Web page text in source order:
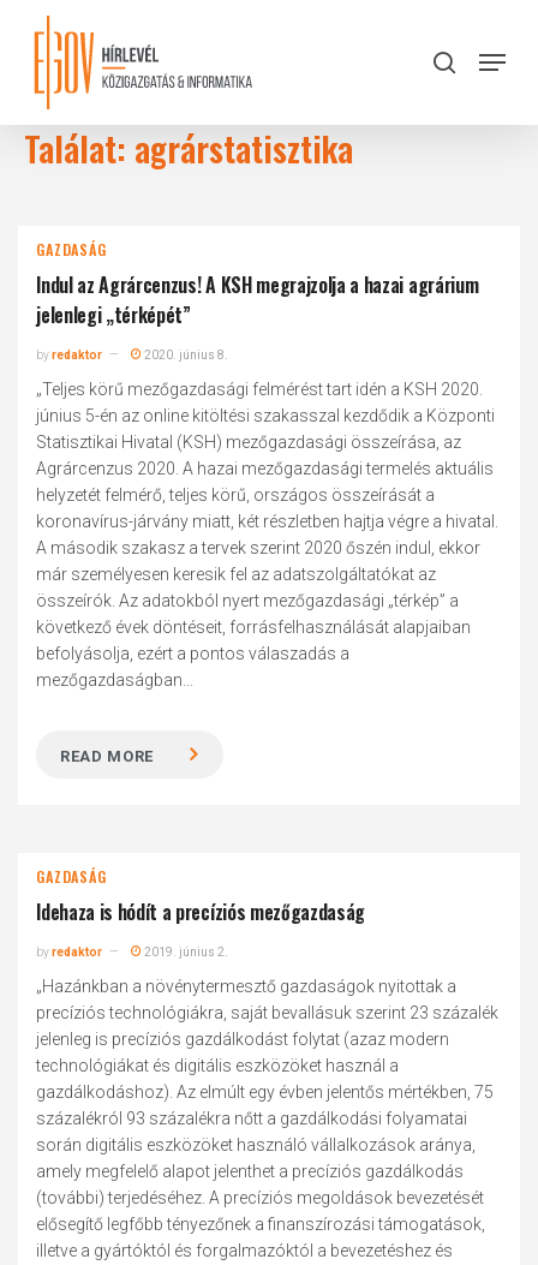
content
search
Menu
Találat: agrárstatisztika
GAZDASÁG
Indul az Agrárcenzus! A KSH megrajzolja a hazai agrárium
jelenlegi „térképét”
byredaktor 2020. június 8.
„Teljes körű mezőgazdasági felmérést tart idén a KSH 2020.
június 5-én az online kitöltési szakasszal kezdődik a Központi
Statisztikai Hivatal (KSH) mezőgazdasági összeírása, az
Agrárcenzus 2020. A hazai mezőgazdasági termelés aktuális
helyzetét felmérő, teljes körű, országos összeírását a
koronavírus-járvány miatt, két részletben hajtja végre a hivatal.
A második szakasz a tervek szerint 2020 őszén indul, ekkor
már személyesen keresik fel az adatszolgáltatókat az
összeírók. Az adatokból nyert mezőgazdasági „térkép” a
következő évek döntéseit, forrásfelhasználását alapjaiban
befolyásolja, ezért a pontos válaszadás a
mezőgazdaságban...
READ MORE
GAZDASÁG
Idehaza is hódít a precíziós mezőgazdaság
byredaktor 2019. június 2.
„Hazánkban a növénytermesztő gazdaságok nyitottak a
precíziós technológiákra, saját bevallásuk szerint 23 százalék
jelenleg is precíziós gazdálkodást folytat (azaz modern
technológiákat és digitális eszközöket használ a
gazdálkodáshoz). Az elmúlt egy évben jelentős mértékben, 75
százalékról 93 százalékra nőtt a gazdálkodási folyamatai
során digitális eszközöket használó vállalkozások aránya,
amely megfelelő alapot jelenthet a precíziós gazdálkodás
(további) terjedéséhez. A precíziós megoldások bevezetését
elősegítő legfőbb tényezőnek a finanszírozási támogatások,
illetve a gyártóktól és forgalmazóktól a bevezetéshez és
Close